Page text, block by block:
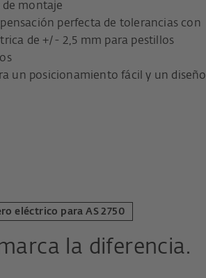
de montaje
perfecta de tolerancias con
de +/- 2,5 mm para pestillos
un posicionamiento fácil y un diseño
eléctrico para AS 2750
la diferencia.